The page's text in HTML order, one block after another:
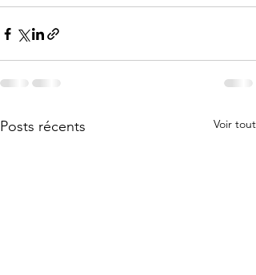
Posts récents Voir tout